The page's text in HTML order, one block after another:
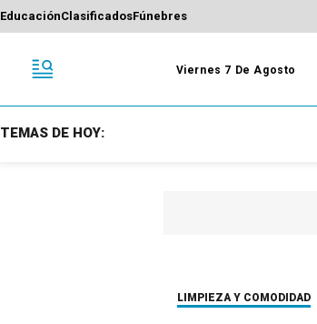
EducaciónClasificadosFúnebres
Viernes 7 De Agosto
TEMAS DE HOY:
LIMPIEZA Y COMODIDAD